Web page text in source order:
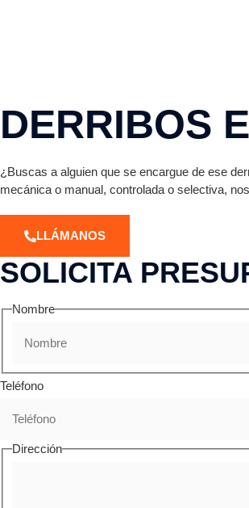
DERRIBOS
¿Buscas a alguien que se encargue de ese
mecánica o manual, controlada o selectiva,
LLÁMANOS
SOLICITA
Nombre
Teléfono
Dirección